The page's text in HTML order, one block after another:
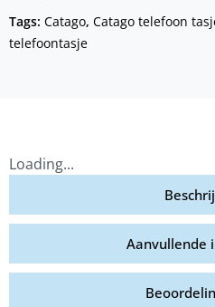
Tags: Catago, Catago telefoon
telefoontasje
Loading...
Aanvullende